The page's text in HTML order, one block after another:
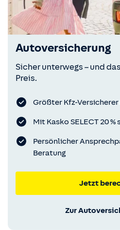
Autoversicherung
Sicher unterwegs – und
Preis.
Größter Kfz-
Mit Kasko SELECT 20 %
Persönlicher
Beratung
Jetzt
Zur